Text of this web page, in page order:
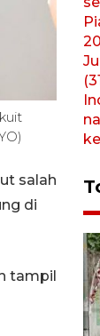
salah
di
tampil